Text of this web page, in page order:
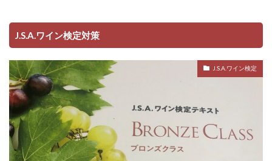
J.S.A.ワイン検定対策
J.S.A.ワイン検定